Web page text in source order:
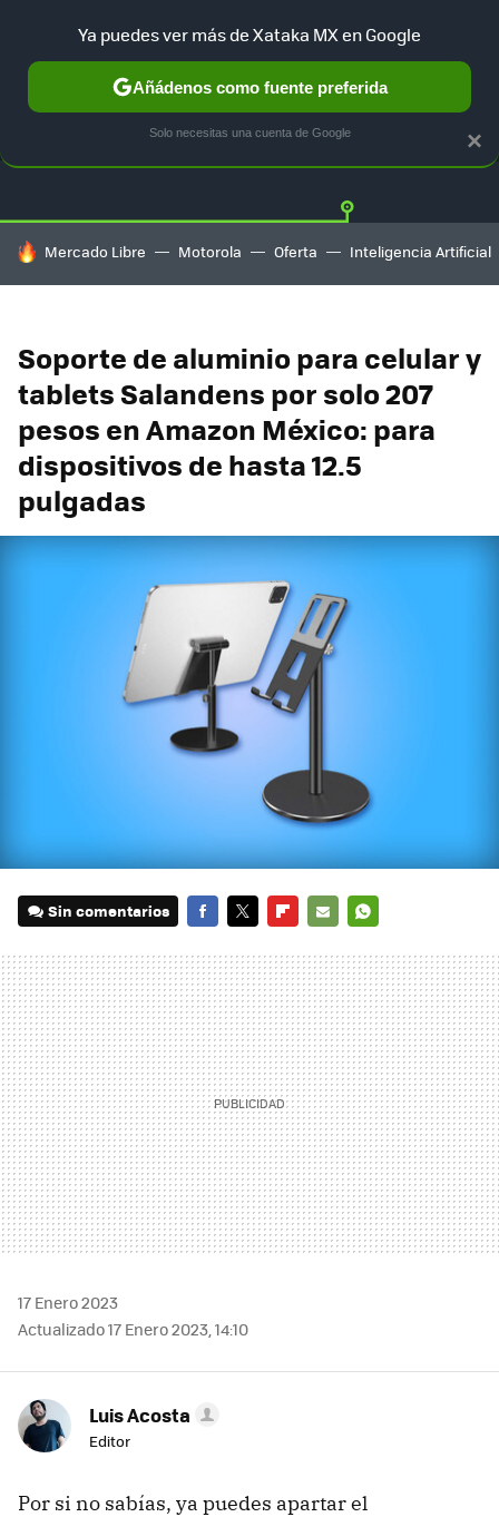
GUÍA DE COMPRAS MERCADO LIBRE
HOY SE HABLA DE
Mercado Libre Motorola Oferta Inteligencia Artificial
Soporte de aluminio para celular y
tablets Salandens por solo 207
pesos en Amazon México: para
dispositivos de hasta 12.5
pulgadas
Sin comentarios
MAIL
17 Enero 2023
Actualizado 17 Enero 2023, 14:10
Luis Acosta
Editor
Por si no sabías, ya puedes apartar el
×
Ya puedes ver más de Xataka MX en Google
Añádenos como fuente preferida
Solo necesitas una cuenta de Google